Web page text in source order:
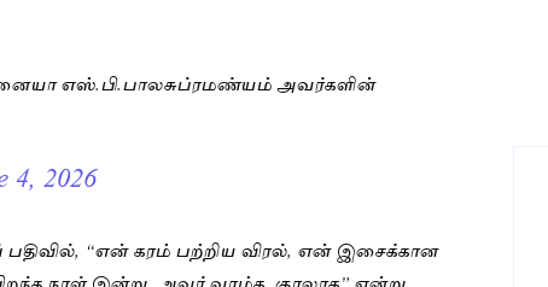
எஸ்.பி.பாலசுப்ரமண்யம் அவர்களின்
4, 2026
“என் கரம் பற்றிய விரல், என் இசைக்கான